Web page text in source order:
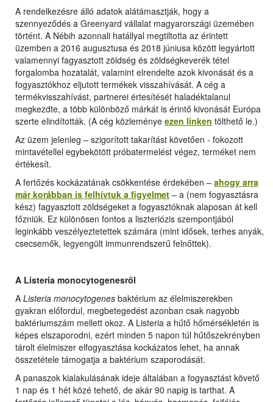
A rendelkezésre álló adatok alátámasztják, hogy a
szennyeződés a Greenyard vállalat magyarországi üzemében
történt. A Nébih azonnali hatállyal megtiltotta az érintett
üzemben a 2016 augusztusa és 2018 júniusa között legyártott
valamennyi fagyasztott zöldség és zöldségkeverék tétel
forgalomba hozatalát, valamint elrendelte azok kivonását és a
fogyasztókhoz eljutott termékek visszahívását. A cég a
termékvisszahívást, partnerei értesítését haladéktalanul
megkezdte, a több különböző márkát is érintő kivonását Európa
szerte elindították. (A cég közleménye ezen linken tölthető le.)
Az üzem jelenleg – szigorított takarítást követően - fokozott
mintavétellel egybekötött próbatermelést végez, terméket nem
értékesít.
A fertőzés kockázatának csökkentése érdekében – ahogy arra
már korábban is felhívtuk a figyelmet – a (nem fogyasztásra
kész) fagyasztott zöldségeket a fogyasztóknak alaposan át kell
főzniük. Ez különösen fontos a liszteriózis szempontjából
leginkább veszélyeztetettek számára (mint idősek, terhes anyák,
csecsemők, legyengült immunrendszerű felnőttek).
A Listeria monocytogenesről
A Listeria monocytogenes baktérium az élelmiszerekben
gyakran előfordul, megbetegedést azonban csak nagyobb
baktériumszám mellett okoz. A Listeria a hűtő hőmérsékletén is
képes elszaporodni, ezért minden 5 napon túl hűtőszekrényben
tárolt élelmiszer elfogyasztása kockázatos lehet, ha annak
összetétele támogatja a baktérium szaporodását.
A panaszok kialakulásának ideje általában a fogyasztást követő
1 nap és 1 hét közé tehető, de akár 90 napig is tarthat. A